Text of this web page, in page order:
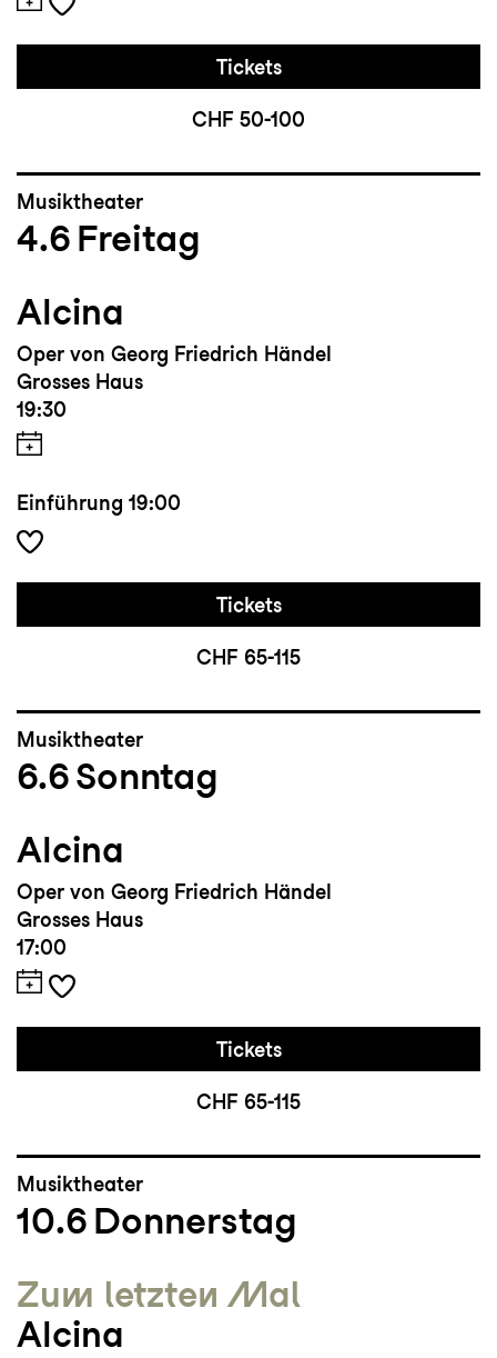
Tickets
CHF 50-100
Musiktheater
4.6 Freitag
Alcina
Oper von Georg Friedrich Händel
Grosses Haus
19:30
Einführung 19:00
Tickets
CHF 65-115
Musiktheater
6.6Sonntag
Alcina
Oper von Georg Friedrich Händel
Grosses Haus
17:00
Tickets
CHF 65-115
Musiktheater
10.6 Donnerstag
Zum letzten Mal
Alcina